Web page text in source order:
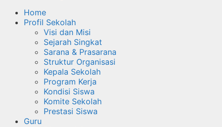
Home
Profil Sekolah
Visi dan Misi
Sejarah Singkat
Sarana & Prasarana
Struktur Organisasi
Kepala Sekolah
Program Kerja
Kondisi Siswa
Komite Sekolah
Prestasi Siswa
Guru